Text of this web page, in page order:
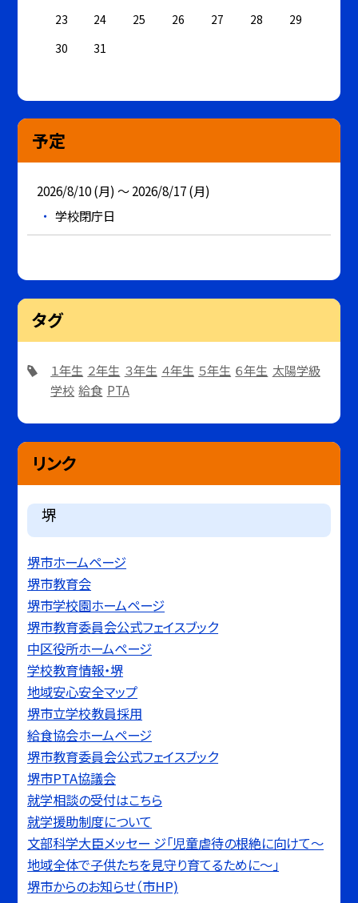
23
24 25 26 27 28
29
30
31
予定
2026/8/10 (月) ～ 2026/8/17 (月)
学校閉庁日
タグ
１年生 ２年生 ３年生 ４年生 ５年生 ６年生 太陽学級
学校 給食 PTA
リンク
堺
堺市ホームページ
堺市教育会
堺市学校園ホームページ
堺市教育委員会公式フェイスブック
中区役所ホームページ
学校教育情報・堺
地域安心安全マップ
堺市立学校教員採用
給食協会ホームページ
堺市教育委員会公式フェイスブック
堺市PTA協議会
就学相談の受付はこちら
就学援助制度について
文部科学大臣メッセー ジ「児童虐待の根絶に向けて〜
地域全体で子供たちを見守り育てるために〜」
堺市からのお知らせ（市HP)